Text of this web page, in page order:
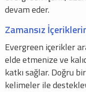
devam eder.
Zamansız
Evergreen içerikler
elde etmenize ve
katkı sağlar. Doğru
kelimeler ile